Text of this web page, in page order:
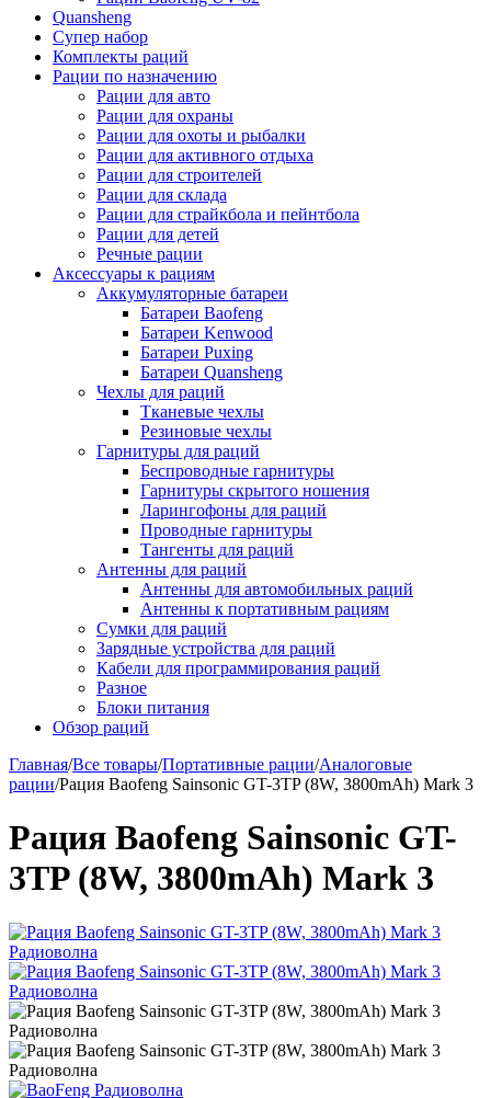
Quansheng
Супер набор
Комплекты раций
Рации по назначению
Рации для авто
Рации для охраны
Рации для охоты и рыбалки
Рации для активного отдыха
Рации для строителей
Рации для склада
Рации для страйкбола и пейнтбола
Рации для детей
Речные рации
Аксессуары к рациям
Аккумуляторные батареи
Батареи Baofeng
Батареи Kenwood
Батареи Puxing
Батареи Quansheng
Чехлы для раций
Тканевые чехлы
Резиновые чехлы
Гарнитуры для раций
Беспроводные гарнитуры
Гарнитуры скрытого ношения
Ларингофоны для раций
Проводные гарнитуры
Тангенты для раций
Антенны для раций
Антенны для автомобильных раций
Антенны к портативным рациям
Сумки для раций
Зарядные устройства для раций
Кабели для программирования раций
Разное
Блоки питания
Обзор раций
Главная/Все товары/Портативные рации/Аналоговые
рации/Рация Baofeng Sainsonic GT-3TP (8W, 3800mAh) Mark 3
Рация Baofeng Sainsonic GT-
3TP (8W, 3800mAh) Mark 3